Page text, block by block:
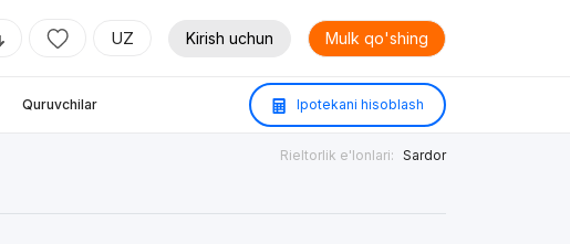
UZ Kirish uchun Mulk qo'shing
Quruvchilar Ipotekani hisoblash
Rieltorlik e'lonlari: Sardor